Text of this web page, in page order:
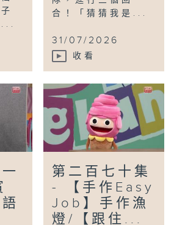
...
合！「猜猜我是...
31/07/2026
收看
第二百七十集
- 【手作Easy
Job】手作漁
燈/【跟住...